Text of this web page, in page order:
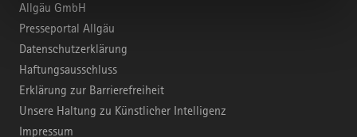
Allgäu GmbH
Presseportal Allgäu
Datenschutzerklärung
Haftungsausschluss
Erklärung zur Barrierefreiheit
Unsere Haltung zu Künstlicher Intelligenz
Impressum